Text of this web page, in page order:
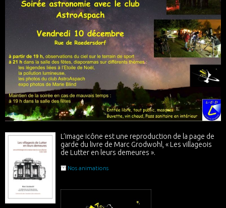
L’image icône est une reproduction de la page de
garde du livre de Marc Grodwohl, « Les villageois
de Lutter en leurs demeures ».
Nos animations